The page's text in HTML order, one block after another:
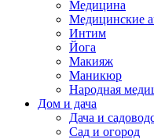
Медицина
Медицинские
Интим
Йога
Макияж
Маникюр
Народная
Дом и дача
Дача и
Сад и огород